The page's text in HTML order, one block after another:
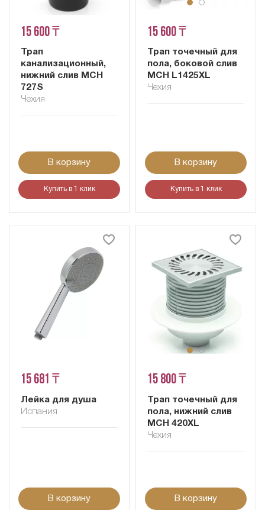
15 600 ₸
Трап
канализационный,
нижний слив MCH
727S
Чехия
В корзину
Купить в 1 клик
15 600 ₸
Трап точечный для
пола, боковой слив
MCH L1425XL
Чехия
В корзину
Купить в 1 клик
15 681 ₸
Лейка для душа
Испания
В корзину
15 800 ₸
Трап точечный для
пола, нижний слив
MCH 420XL
Чехия
В корзину